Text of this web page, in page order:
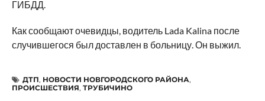
ГИБДД.
Как сообщают очевидцы, водитель Lada Kalina после
случившегося был доставлен в больницу. Он выжил.
ДТП, НОВОСТИ НОВГОРОДСКОГО РАЙОНА,
ПРОИСШЕСТВИЯ, ТРУБИЧИНО